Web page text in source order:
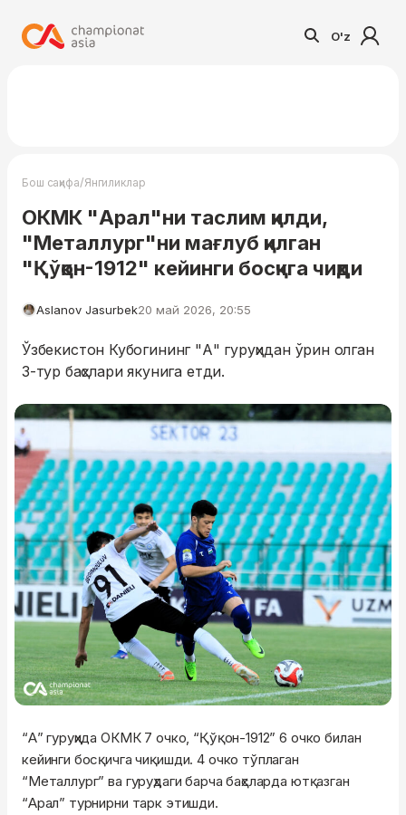
O'z
Бош саҳифа/Янгиликлар
ОКМК "Арал"ни таслим қилди,
"Металлург"ни мағлуб қилган
"Қўқон-1912" кейинги босқчга чиқди
Aslanov Jasurbek20 май 2026, 20:55
Ўзбекистон Кубогининг "А" гуруҳидан ўрин олган
3-тур баҳслари якунига етди.
“А” гуруҳида ОКМК 7 очко, “Қўқон-1912” 6 очко билан
кейинги босқичга чиқишди. 4 очко тўплаган
“Металлург” ва гуруҳдаги барча баҳсларда ютқазган
“Арал” турнирни тарк этишди.